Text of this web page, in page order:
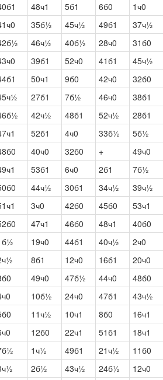
48ч1 5б1 6б0 1ч0
35б½ 45ч½ 49б1 37ч½
46ч½ 40б½ 28ч0 31б0
39б1 52ч0 41б1 45ч½
50ч1 9б0 42ч0 32б0
27б1 7б½ 46ч0 38б1
42ч½ 48б1 52ч½ 28б1
52б1 4ч0 33б½ 5б½
40ч0 32б0 + 49ч0
53б1 6ч0 2б1 7б½
44ч½ 30б1 34ч½ 39ч½
3ч0 42б0 45б0 53ч1
47ч1 46б0 48ч1 40б0
19ч0 44б1 40ч½ 2ч0
8б1 12ч0 16б1 20ч0
49ч0 47б½ 44ч0 48б0
10б½ 24ч0 47б1 43ч½
11ч½ 10ч1 8б0 16ч1
12б0 22ч1 51б1 18ч1
1ч½ 49б1 21ч½ 11б0
2б½ 43ч½ 24б½ 12ч0